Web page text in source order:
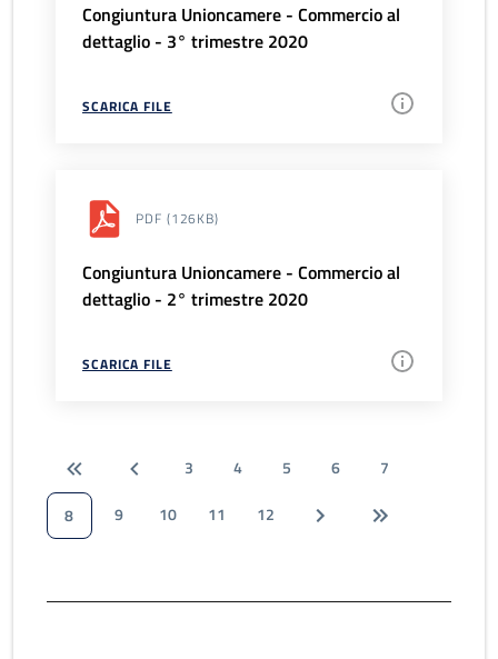
Congiuntura Unioncamere - Commercio al
dettaglio - 3° trimestre 2020
SCARICA FILE
PDF (126KB)
Congiuntura Unioncamere - Commercio al
dettaglio - 2° trimestre 2020
SCARICA FILE
3 4 5 6
7
8
9 10 11 12